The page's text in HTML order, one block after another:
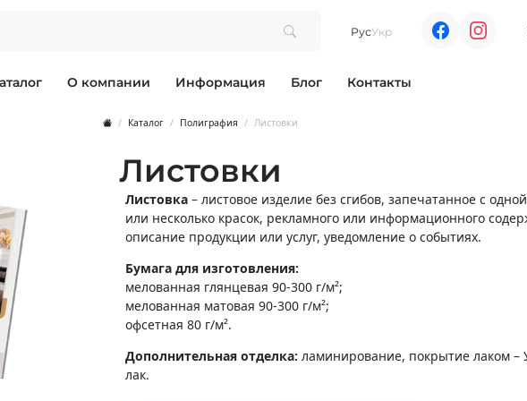
РусУкр
конструкции
кубарики
М
П
Папки картонные
Плакаты и афиши
Планинги
Стикеры (наклейки)
Флаеры
Хенгеры
Шелфтокеры
Этикетки
О компании Информация Блог Контакты
Каталог Полиграфия Листовки
Листовки
Листовка– листовое изделие без сгибов, запечатанное с
или несколько красок, рекламного или информационного
описание продукции или услуг, уведомление о событиях.
Бумага для изготовления:
мелованная глянцевая 90-300 г/м²;
мелованная матовая 90-300 г/м²;
офсетная 80 г/м².
Дополнительная отделка: ламинирование, покрытие лаком –
лак.
ᐈ Рекламные листовки - Royal Print